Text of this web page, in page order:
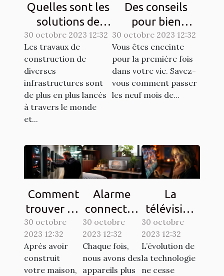
Quelles sont les
solutions de
sécurisation
d’un chantier ?
30 octobre 2023 12:32
Les travaux de
construction de
diverses
infrastructures sont
de plus en plus lancés
à travers le monde
et...
Des conseils
pour bien
entretenir une
grossesse ?
30 octobre 2023 12:32
Vous êtes enceinte
pour la première fois
dans votre vie. Savez-
vous comment passer
les neuf mois de...
Comment
trouver un
interphone
d’une
bonne
qualité ?
30 octobre
2023 12:32
Après avoir
construit
votre maison,
Alarme
connectée
: comment
ça
marche ?
30 octobre
2023 12:32
Chaque fois,
nous avons des
appareils plus
La
télévision
sur une
tablette,
est-elle
possible ?
30 octobre
2023 12:32
L’évolution de
la technologie
ne cesse